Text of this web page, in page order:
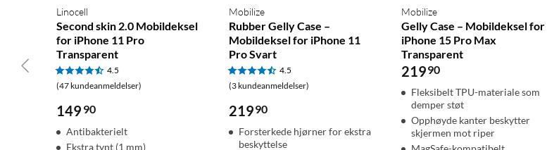
Linocell
Second skin 2.0 Mobildeksel
for iPhone 11 Pro
Transparent
4.5
(47 kundeanmeldelser)
149 90
Antibakterielt
Ekstra tynt (1 mm)
Mobilize
Rubber Gelly Case –
Mobildeksel for iPhone 11
Pro Svart
4.5
(3 kundeanmeldelser)
21990
Forsterkede hjørner for ekstra
beskyttelse
Mobilize
Gelly Case – Mobildeksel for
iPhone 15 Pro Max
Transparent
21990
Fleksibelt TPU-materiale som
demper støt
Opphøyde kanter beskytter
skjermen mot riper